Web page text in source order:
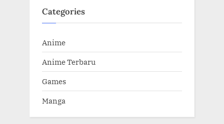
Categories
Anime
Anime Terbaru
Games
Manga